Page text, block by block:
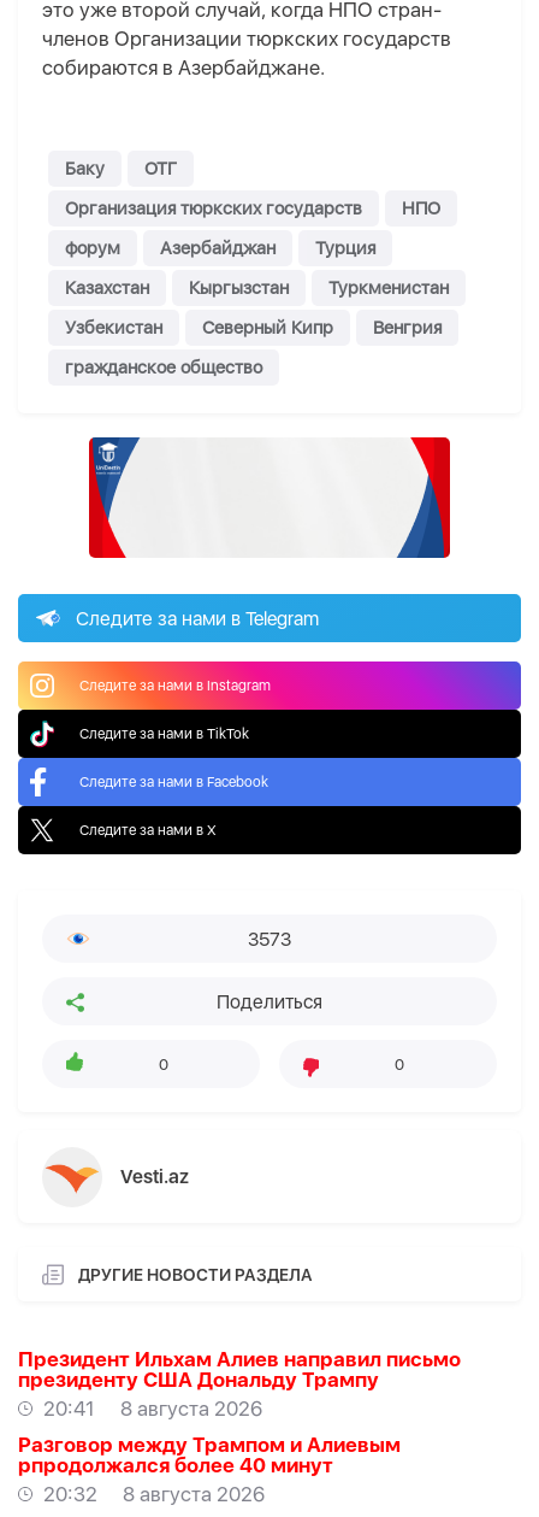
это уже второй случай, когда НПО стран-
членов Организации тюркских государств
собираются в Азербайджане.
Баку
ОТГ
Организация тюркских государств
НПО
форум
Азербайджан
Турция
Казахстан
Кыргызстан
Туркменистан
Узбекистан
Северный Кипр
Венгрия
гражданское общество
Следите за нами в Telegram
Следите за нами в Instagram
Следите за нами в TikTok
Следите за нами в Facebook
Следите за нами в X
3573
Поделиться
0 0
Vesti.az
ДРУГИЕ НОВОСТИ РАЗДЕЛА
Президент Ильхам Алиев направил письмо
президенту США Дональду Трампу
20:41
8 августа 2026
Разговор между Трампом и Алиевым
рпродолжался более 40 минут
20:32
8 августа 2026